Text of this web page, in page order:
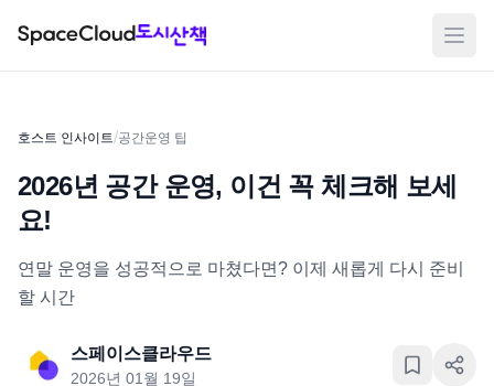
메뉴
호스트 인사이트/공간운영 팁
2026년 공간 운영, 이건 꼭 체크해 보세
요!
연말 운영을 성공적으로 마쳤다면? 이제 새롭게 다시 준비
할 시간
스페이스클라우드
2026년 01월 19일